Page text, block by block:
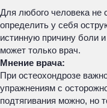
Для любого человека не
определить у себя
истинную причину боли
может только врач.
Мнение врача:
При остеохондрозе
упражнениям с
подтягивания можно, но